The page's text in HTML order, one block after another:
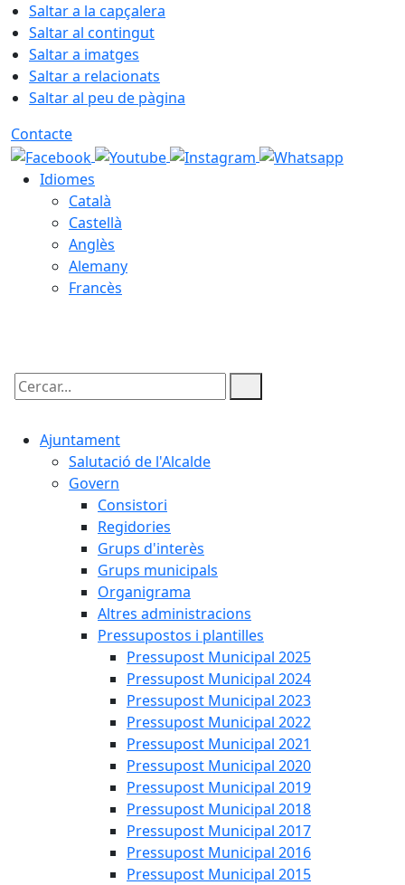
Saltar a la capçalera
Saltar al contingut
Saltar a imatges
Saltar a relacionats
Saltar al peu de pàgina
Contacte
Idiomes
Català
Castellà
Anglès
Alemany
Francès
Cercar:
Ajuntament
Salutació de l'Alcalde
Govern
Consistori
Regidories
Grups d'interès
Grups municipals
Organigrama
Altres administracions
Pressupostos i plantilles
Pressupost Municipal 2025
Pressupost Municipal 2024
Pressupost Municipal 2023
Pressupost Municipal 2022
Pressupost Municipal 2021
Pressupost Municipal 2020
Pressupost Municipal 2019
Pressupost Municipal 2018
Pressupost Municipal 2017
Pressupost Municipal 2016
Pressupost Municipal 2015